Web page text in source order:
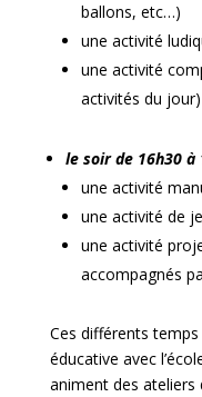
ballons, etc…)
une activité
une activité
activités du jour)
le soir de 16h30 à
une activité
une activité de
une activité
accompagnés
Ces différents
éducative avec
animent des ateliers